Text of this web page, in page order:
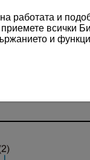
работата и
всички
и